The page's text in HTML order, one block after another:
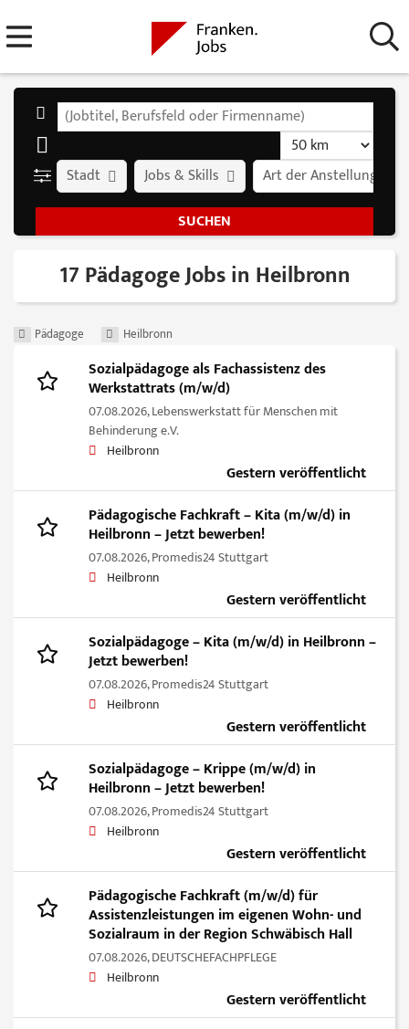
Stadt Art der Anstellung
Jobs & Skills
17 Pädagoge Jobs in Heilbronn
Pädagoge Heilbronn
Sozialpädagoge als Fachassistenz des
Werkstattrats (m/w/d)
07.08.2026,Lebenswerkstatt für Menschen mit
Behinderung e.V.
Heilbronn
Gestern veröffentlicht
Pädagogische Fachkraft – Kita (m/w/d) in
Heilbronn – Jetzt bewerben!
07.08.2026,Promedis24 Stuttgart
Heilbronn
Gestern veröffentlicht
Sozialpädagoge – Kita (m/w/d) in Heilbronn –
Jetzt bewerben!
07.08.2026,Promedis24 Stuttgart
Heilbronn
Gestern veröffentlicht
Sozialpädagoge – Krippe (m/w/d) in
Heilbronn – Jetzt bewerben!
07.08.2026,Promedis24 Stuttgart
Heilbronn
Gestern veröffentlicht
Pädagogische Fachkraft (m/w/d) für
Assistenzleistungen im eigenen Wohn- und
Sozialraum in der Region Schwäbisch Hall
07.08.2026,DEUTSCHEFACHPFLEGE
Heilbronn
Gestern veröffentlicht